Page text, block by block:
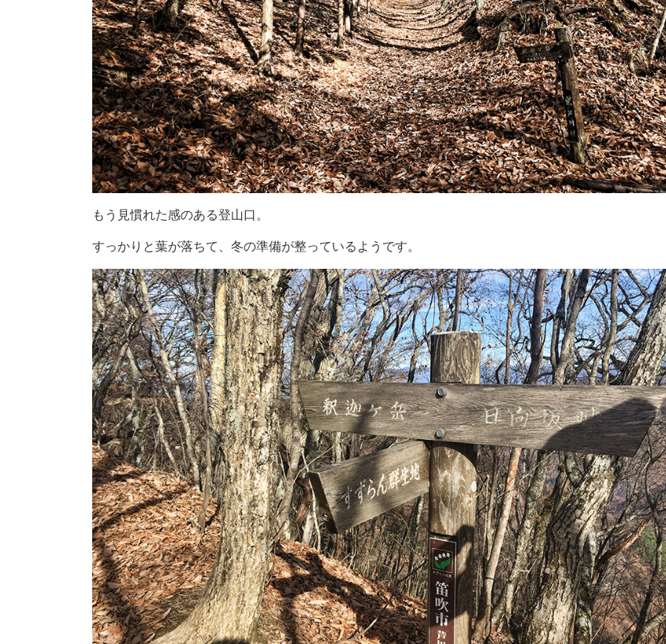
もう見慣れた感のある登山口。
すっかりと葉が落ちて、冬の準備が整っているようです。